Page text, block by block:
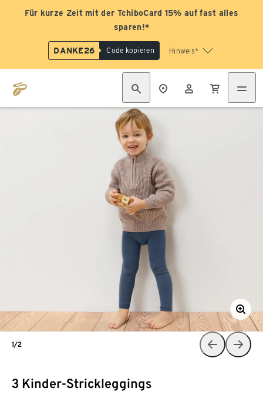
Für kurze Zeit mit der TchiboCard 15% auf fast alles
sparen!*
DANKE26 Code kopieren Hinweis*
3 Kinder-Strickleggings
1/2